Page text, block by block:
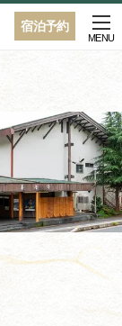
宿泊予約
MENU